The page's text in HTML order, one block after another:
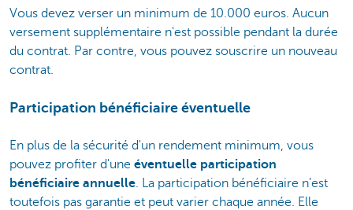
Vous devez verser un minimum de 10.000 euros. Aucun
versement supplémentaire n'est possible pendant la durée
du contrat. Par contre, vous pouvez souscrire un nouveau
contrat.
Participation bénéficiaire éventuelle
En plus de la sécurité d'un rendement minimum, vous
pouvez profiter d'une éventuelle participation
bénéficiaire annuelle. La participation bénéficiaire n’est
toutefois pas garantie et peut varier chaque année. Elle